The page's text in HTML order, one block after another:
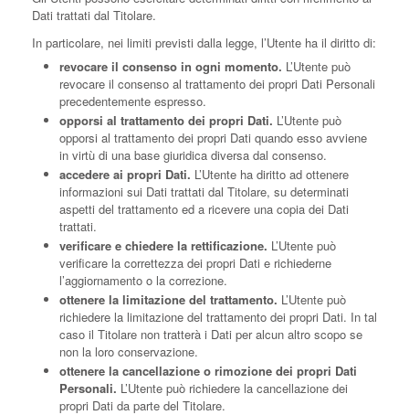
Dati trattati dal Titolare.
In particolare, nei limiti previsti dalla legge, l’Utente ha il diritto di:
revocare il consenso in ogni momento. L’Utente può
revocare il consenso al trattamento dei propri Dati Personali
precedentemente espresso.
opporsi al trattamento dei propri Dati. L’Utente può
opporsi al trattamento dei propri Dati quando esso avviene
in virtù di una base giuridica diversa dal consenso.
accedere ai propri Dati. L’Utente ha diritto ad ottenere
informazioni sui Dati trattati dal Titolare, su determinati
aspetti del trattamento ed a ricevere una copia dei Dati
trattati.
verificare e chiedere la rettificazione. L’Utente può
verificare la correttezza dei propri Dati e richiederne
l’aggiornamento o la correzione.
ottenere la limitazione del trattamento. L’Utente può
richiedere la limitazione del trattamento dei propri Dati. In tal
caso il Titolare non tratterà i Dati per alcun altro scopo se
non la loro conservazione.
ottenere la cancellazione o rimozione dei propri Dati
Personali. L’Utente può richiedere la cancellazione dei
propri Dati da parte del Titolare.